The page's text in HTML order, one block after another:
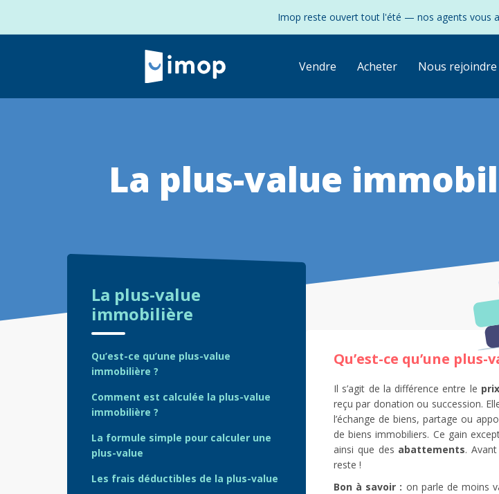
Imop reste ouvert tout l'été — nos agents vous
Vendre Acheter Nous rejoindre
La plus-value
Qu’est-ce qu’une
Il s’agit de la différence entre le
reçu par donation ou succession.
l’échange de biens, partage ou
de biens immobiliers. Ce gain
ainsi que des abattements.
reste !
Bon à savoir : on parle de moins
Retour à la navigation principale
La plus-value
immobilière
Qu’est-ce qu’une plus-value
immobilière ?
Comment est calculée la plus-value
immobilière ?
La formule simple pour calculer une
plus-value
Les frais déductibles de la plus-value